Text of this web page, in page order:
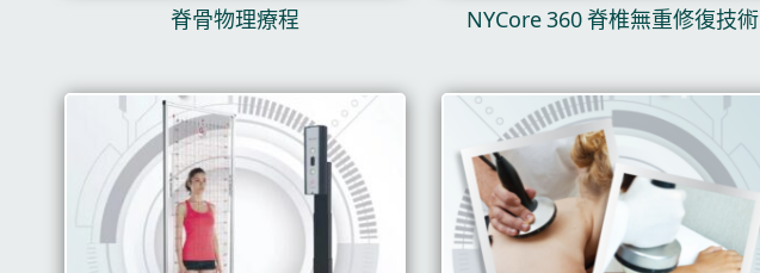
脊骨物理療程 NYCore 360 脊椎無重修復技術